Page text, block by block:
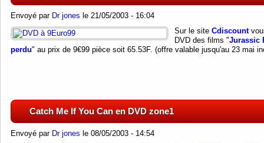
Envoyé par Dr jones le 21/05/2003 - 16:04
Sur le site Cdiscount
DVD des films "Jurassic
perdu" au prix de 9€99 pièce soit 65.53F. (offre valable jusqu'au 23 mai
Catch Me If You Can en DVD zone1
Envoyé par Dr jones le 08/05/2003 - 14:54